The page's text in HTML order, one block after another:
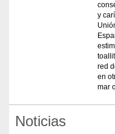
y
red
en
mar
Noticias